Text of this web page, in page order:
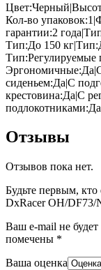
Кол-во
гарантии:2
Тип:До 150
Тип:Регулируемые
сиденьем:Да|С
крестовина:Да|С
Отзывы
Отзывов пока нет.
Будьте первым,
DxRacer OH/DF73/
Ваш e-mail не
помечены *
Ваша оценка